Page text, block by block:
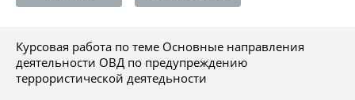
Курсовая работа по теме Основные направления
деятельности ОВД по предупреждению
террористической деятедьности